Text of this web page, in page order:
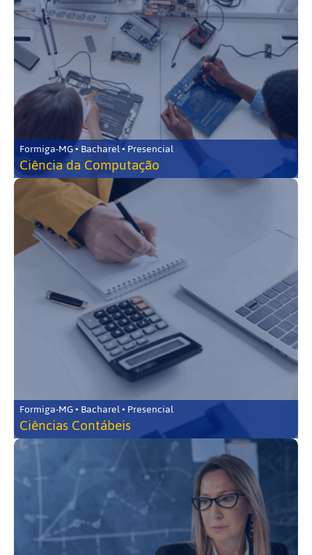
Formiga-MG • Bacharel • Presencial
Ciência da Computação
Formiga-MG • Bacharel • Presencial
Ciências Contábeis